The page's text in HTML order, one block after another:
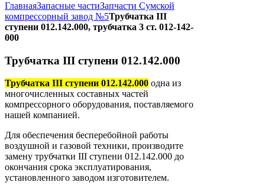
ГлавнаяЗапасные частиЗапчасти Сумской
компрессорный завод №5Трубчатка III
ступени 012.142.000, трубчатка 3 ст. 012-142-
000
Трубчатка III ступени 012.142.000
Трубчатка III ступени 012.142.000 одна из
многочисленных составных частей
компрессорного оборудования, поставляемого
нашей компанией.
Для обеспечения бесперебойной работы
воздушной и газовой техники, производите
замену трубчатки ІІІ ступени 012.142.000 до
окончания срока эксплуатирования,
установленного заводом изготовителем.